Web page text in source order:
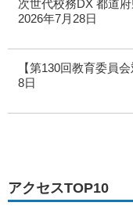
次世代校務DX 都道
2026年7月28日
【第130回教育委員
8日
アクセスTOP10